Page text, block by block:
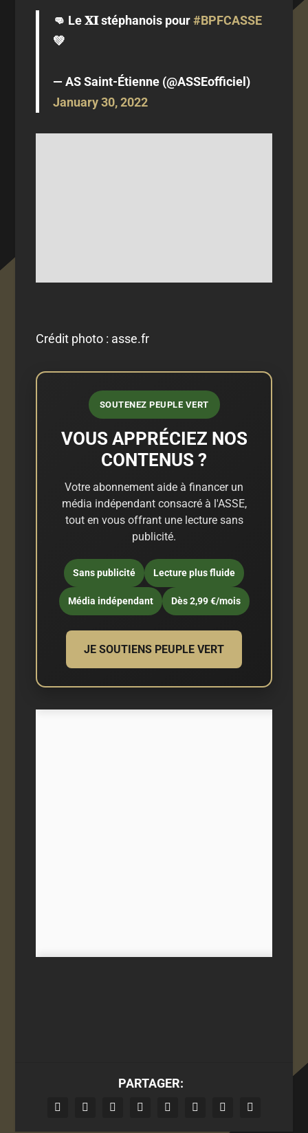
👊 Le 𝐗𝐈 stéphanois pour#BPFCASSE
💚
— AS Saint-Étienne (@ASSEofficiel)
January 30, 2022
Crédit photo : asse.fr
SOUTENEZ PEUPLE VERT
VOUS APPRÉCIEZ NOS
CONTENUS ?
Votre abonnement aide à financer un
média indépendant consacré à l'ASSE,
tout en vous offrant une lecture sans
publicité.
Sans publicité Lecture plus fluide
Média indépendant Dès 2,99 €/mois
JE SOUTIENS PEUPLE VERT
PARTAGER: